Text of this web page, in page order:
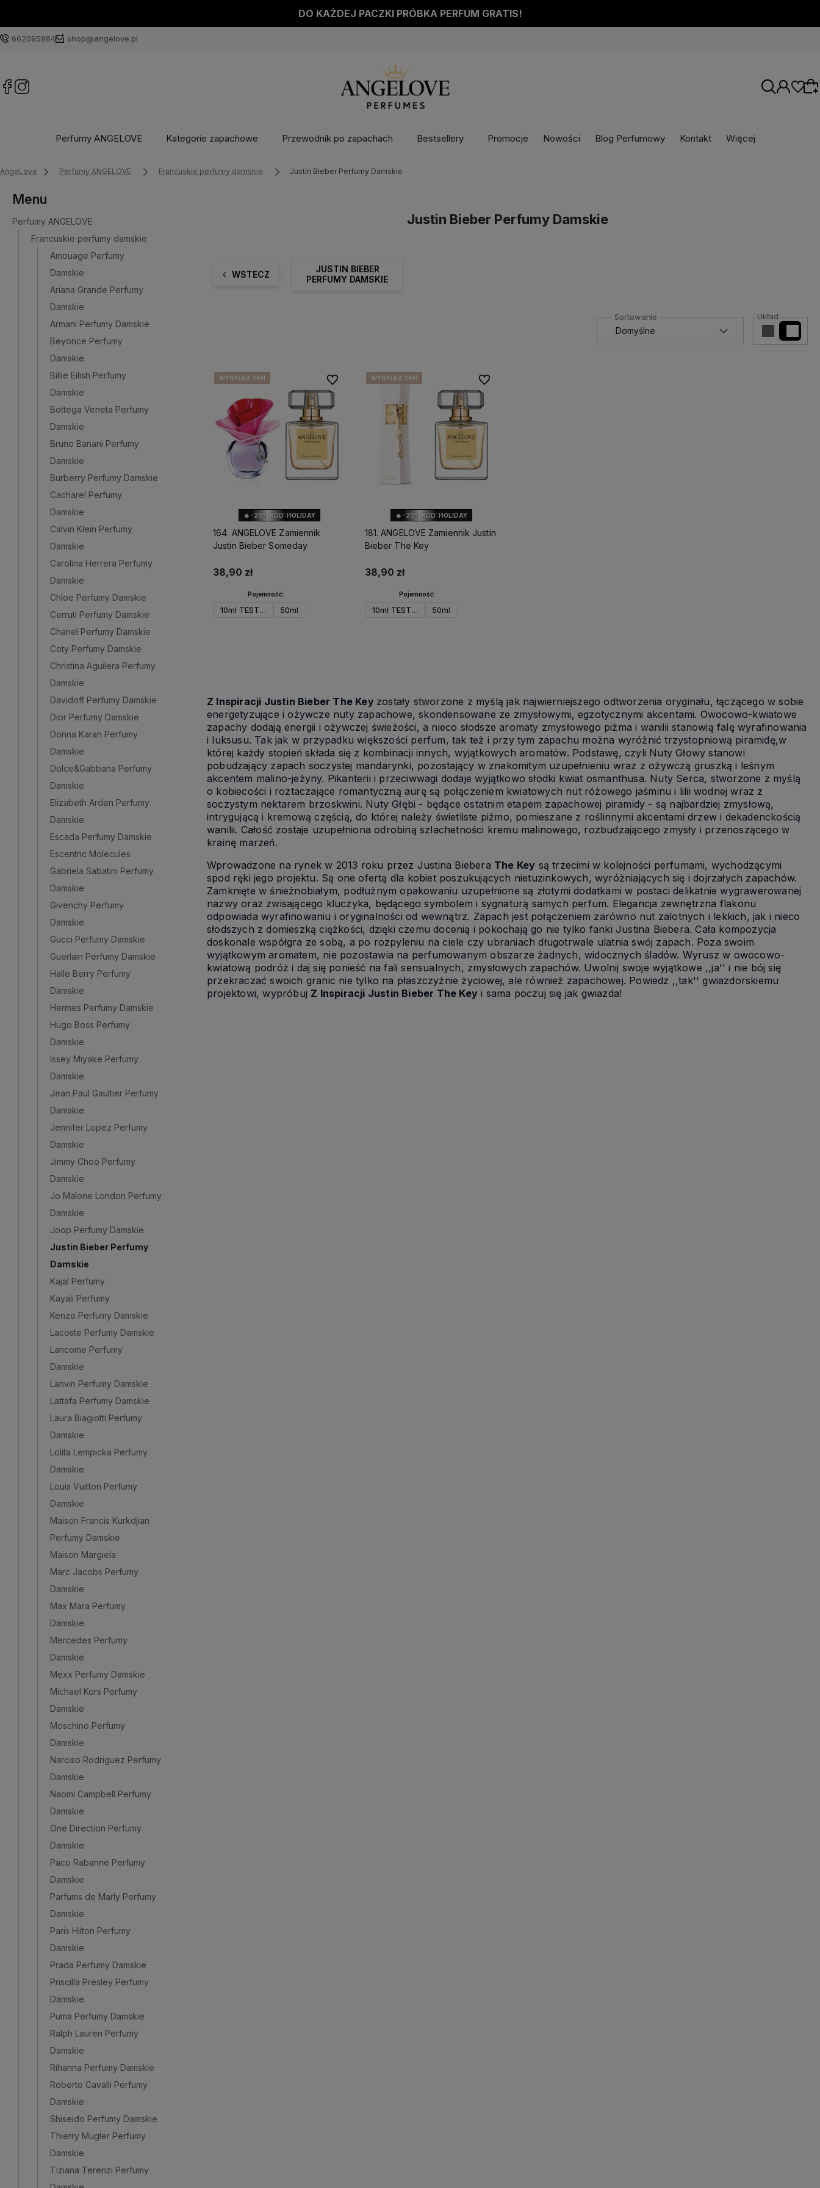
DO KAŻDEJ PACZKI PRÓBKA PERFUM GRATIS!
662095884 shop@angelove.pl
Perfumy ANGELOVE Kategorie zapachowe Przewodnik po zapachach Bestsellery Promocje Nowości Blog Perfumowy Kontakt Więcej
AngeLove Perfumy ANGELOVE Francuskie perfumy damskie Justin Bieber Perfumy Damskie
Menu
Perfumy ANGELOVE
Francuskie perfumy damskie
Amouage Perfumy
Damskie
Ariana Grande Perfumy
Damskie
Armani Perfumy Damskie
Beyonce Perfumy
Damskie
Billie Eilish Perfumy
Damskie
Bottega Veneta Perfumy
Damskie
Bruno Banani Perfumy
Damskie
Burberry Perfumy Damskie
Cacharel Perfumy
Damskie
Calvin Klein Perfumy
Damskie
Carolina Herrera Perfumy
Damskie
Chloe Perfumy Damskie
Cerruti Perfumy Damskie
Chanel Perfumy Damskie
Coty Perfumy Damskie
Christina Aguilera Perfumy
Damskie
Davidoff Perfumy Damskie
Dior Perfumy Damskie
Donna Karan Perfumy
Damskie
Dolce&Gabbana Perfumy
Damskie
Elizabeth Arden Perfumy
Damskie
Escada Perfumy Damskie
Escentric Molecules
Gabriela Sabatini Perfumy
Damskie
Givenchy Perfumy
Damskie
Gucci Perfumy Damskie
Guerlain Perfumy Damskie
Halle Berry Perfumy
Damskie
Hermes Perfumy Damskie
Hugo Boss Perfumy
Damskie
Issey Miyake Perfumy
Damskie
Jean Paul Gaultier Perfumy
Damskie
Jennifer Lopez Perfumy
Damskie
Jimmy Choo Perfumy
Damskie
Jo Malone London Perfumy
Damskie
Joop Perfumy Damskie
Justin Bieber Perfumy
Damskie
Kajal Perfumy
Kayali Perfumy
Kenzo Perfumy Damskie
Lacoste Perfumy Damskie
Lancome Perfumy
Damskie
Lanvin Perfumy Damskie
Lattafa Perfumy Damskie
Laura Biagiotti Perfumy
Damskie
Lolita Lempicka Perfumy
Damskie
Louis Vuitton Perfumy
Damskie
Maison Francis Kurkdjian
Perfumy Damskie
Maison Margiela
Marc Jacobs Perfumy
Damskie
Max Mara Perfumy
Damskie
Mercedes Perfumy
Damskie
Mexx Perfumy Damskie
Michael Kors Perfumy
Damskie
Moschino Perfumy
Damskie
Narciso Rodriguez Perfumy
Damskie
Naomi Campbell Perfumy
Damskie
One Direction Perfumy
Damskie
Paco Rabanne Perfumy
Damskie
Parfums de Marly Perfumy
Damskie
Paris Hilton Perfumy
Damskie
Prada Perfumy Damskie
Priscilla Presley Perfumy
Damskie
Puma Perfumy Damskie
Ralph Lauren Perfumy
Damskie
Rihanna Perfumy Damskie
Roberto Cavalli Perfumy
Damskie
Shiseido Perfumy Damskie
Thierry Mugler Perfumy
Damskie
Tiziana Terenzi Perfumy
Justin Bieber Perfumy Damskie
WSTECZ
JUSTIN BIEBER
PERFUMY DAMSKIE
Układ
🔥 -20% KOD: HOLIDAY
WYSYŁKA 24H
WYSYŁKA 24H
164. ANGELOVE Zamiennik
Justin Bieber Someday
38,90 zł
Pojemność:
10ml TESTER 50ml
Do ulubionych
🔥 -20% KOD: HOLIDAY
WYSYŁKA 24H
WYSYŁKA 24H
181. ANGELOVE Zamiennik Justin
Bieber The Key
38,90 zł
Pojemność:
10ml TESTER 50ml
Do ulubionych
Z Inspiracji Justin Bieber The Key zostały stworzone z myślą jak najwierniejszego odtworzenia oryginału, łączącego w sobie
energetyzujące i ożywcze nuty zapachowe, skondensowane ze zmysłowymi, egzotycznymi akcentami. Owocowo-kwiatowe
zapachy dodają energii i ożywczej świeżości, a nieco słodsze aromaty zmysłowego piżma i wanilii stanowią falę wyrafinowania
i luksusu. Tak jak w przypadku większości perfum, tak też i przy tym zapachu można wyróżnić trzystopniową piramidę,w
której każdy stopień składa się z kombinacji innych, wyjątkowych aromatów. Podstawę, czyli Nuty Głowy stanowi
pobudzający zapach soczystej mandarynki, pozostający w znakomitym uzupełnieniu wraz z ożywczą gruszką i leśnym
akcentem malino-jeżyny. Pikanterii i przeciwwagi dodaje wyjątkowo słodki kwiat osmanthusa. Nuty Serca, stworzone z myślą
o kobiecości i roztaczające romantyczną aurę są połączeniem kwiatowych nut różowego jaśminu i lilii wodnej wraz z
soczystym nektarem brzoskwini. Nuty Głębi - będące ostatnim etapem zapachowej piramidy - są najbardziej zmysłową,
intrygującą i kremową częścią, do której należy świetliste piżmo, pomieszane z roślinnymi akcentami drzew i dekadenckością
wanilii. Całość zostaje uzupełniona odrobiną szlachetności kremu malinowego, rozbudzającego zmysły i przenoszącego w
krainę marzeń.
Wprowadzone na rynek w 2013 roku przez Justina Biebera The Key są trzecimi w kolejności perfumami, wychodzącymi
spod ręki jego projektu. Są one ofertą dla kobiet poszukujących nietuzinkowych, wyróżniających się i dojrzałych zapachów.
Zamknięte w śnieżnobiałym, podłużnym opakowaniu uzupełnione są złotymi dodatkami w postaci delikatnie wygrawerowanej
nazwy oraz zwisającego kluczyka, będącego symbolem i sygnaturą samych perfum. Elegancja zewnętrzna flakonu
odpowiada wyrafinowaniu i oryginalności od wewnątrz. Zapach jest połączeniem zarówno nut zalotnych i lekkich, jak i nieco
słodszych z domieszką ciężkości, dzięki czemu docenią i pokochają go nie tylko fanki Justina Biebera. Cała kompozycja
doskonale współgra ze sobą, a po rozpyleniu na ciele czy ubraniach długotrwale ulatnia swój zapach. Poza swoim
wyjątkowym aromatem, nie pozostawia na perfumowanym obszarze żadnych, widocznych śladów. Wyrusz w owocowo-
kwiatową podróż i daj się ponieść na fali sensualnych, zmysłowych zapachów. Uwolnij swoje wyjątkowe ,,ja'' i nie bój się
przekraczać swoich granic nie tylko na płaszczyźnie życiowej, ale również zapachowej. Powiedz ,,tak'' gwiazdorskiemu
projektowi, wypróbuj Z Inspiracji Justin Bieber The Key i sama poczuj się jak gwiazda!